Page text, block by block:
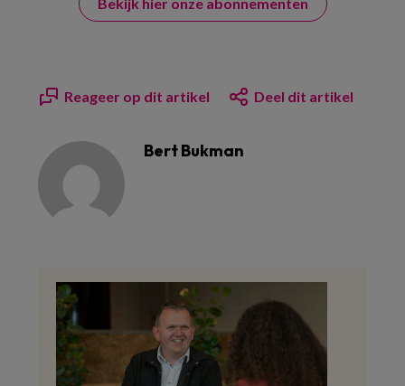
Reageer op dit artikel Deel dit artikel
Bert Bukman